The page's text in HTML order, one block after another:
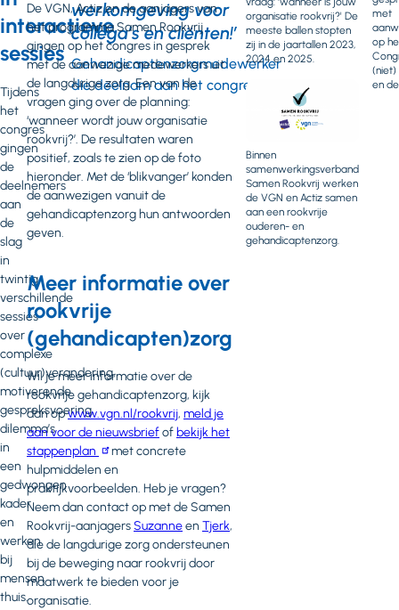
interactieve
sessies
Tijdens
het
congres
gingen
de
deelnemers
aan
de
slag
in
twintig
verschillende
sessies
over
complexe
(cultuur)verandering,
motiverende
gespreksvoering,
dilemma’s
in
een
gedwongen
kader
en
werken
bij
mensen
thuis.
werkomgeving voor
collega’s en cliënten!’
Gehandicaptenzorgmedewerker
die deelnam aan het congres
De VGN, Actiz en de aanjagers van
het programma Samen Rookvrij
gingen op het congres in gesprek
met de aanwezige medewerkers uit
de langdurige zorg. Een van de
vragen ging over de planning:
‘wanneer wordt jouw organisatie
rookvrij?’. De resultaten waren
positief, zoals te zien op de foto
hieronder. Met de ‘blikvanger’ konden
de aanwezigen vanuit de
gehandicaptenzorg hun antwoorden
geven.
Meer informatie over
rookvrije
(gehandicapten)zorg
Wil je meer informatie over de
rookvrije gehandicaptenzorg, kijk
dan opwww.vgn.nl/rookvrij, meld je
aan voor de nieuwsbriefof bekijk het
stappenplan
met concrete
hulpmiddelen en
praktijkvoorbeelden. Heb je vragen?
Neem dan contact op met de Samen
Rookvrij-aanjagersSuzanneen Tjerk,
die de langdurige zorg ondersteunen
bij de beweging naar rookvrij door
maatwerk te bieden voor je
organisatie.
organisatie rookvrij?' De
meeste ballen stopten
zij in de jaartallen 2023,
2024 en 2025.
Binnen
samenwerkingsverband
Samen Rookvrij werken
de VGN en Actiz samen
aan een rookvrije
ouderen- en
gehandicaptenzorg.
met
op
(niet)
en